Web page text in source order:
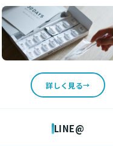
詳しく見る
LINE@